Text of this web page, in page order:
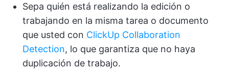
Sepa quién está realizando la edición o
trabajando en la misma tarea o documento
que usted con ClickUp Collaboration
Detection, lo que garantiza que no haya
duplicación de trabajo.